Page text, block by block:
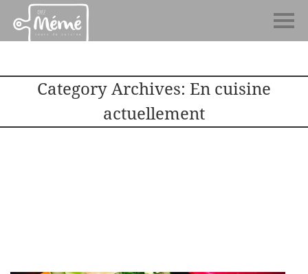
Category Archives: En cuisine
actuellement